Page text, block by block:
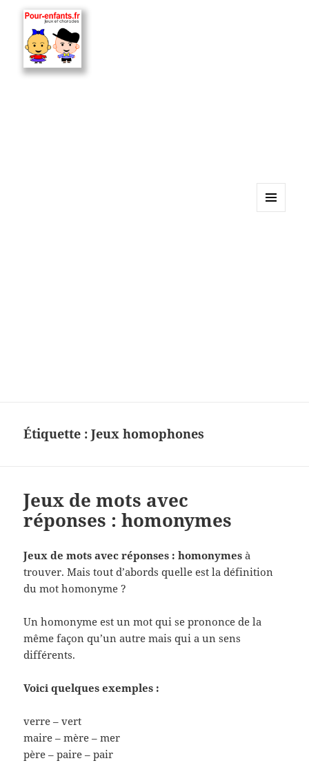
devinettes, pour enfants.
Étiquette :Jeux homophones
Jeux de mots avec
réponses : homonymes
Jeux de mots avec réponses : homonymes à
trouver. Mais tout d’abords quelle est la définition
du mot homonyme ?
Un homonyme est un mot qui se prononce de la
même façon qu’un autre mais qui a un sens
différents.
Voici quelques exemples :
verre – vert
maire – mère – mer
père – paire – pair